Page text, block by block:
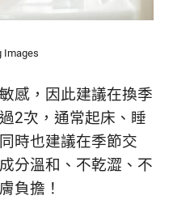
Images
感，因此建議在換季
2次，通常起床、睡
時也建議在季節交
分溫和、不乾澀、不
負擔！